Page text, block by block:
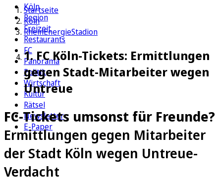
Köln
Region
Freizeit
Restaurants
FC
Panorama
Politik
Wirtschaft
Kultur
Rätsel
Newsletter
E-Paper
Startseite
Köln
RheinEnergieStadion
1. FC Köln-Tickets: Ermittlungen
gegen Stadt-Mitarbeiter wegen
Untreue
FC-Tickets umsonst für Freunde?
Ermittlungen gegen Mitarbeiter
der Stadt Köln wegen Untreue-
Verdacht